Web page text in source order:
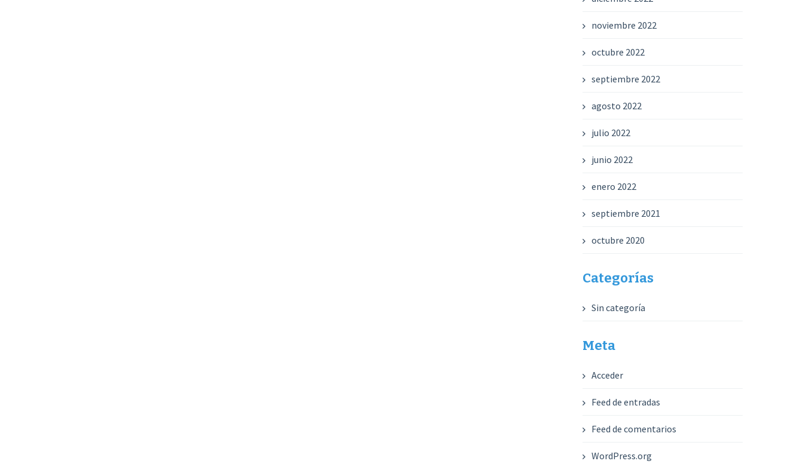
noviembre 2022
octubre 2022
septiembre 2022
agosto 2022
julio 2022
junio 2022
enero 2022
septiembre 2021
octubre 2020
Categorías
Sin categoría
Meta
Acceder
Feed de entradas
Feed de comentarios
WordPress.org